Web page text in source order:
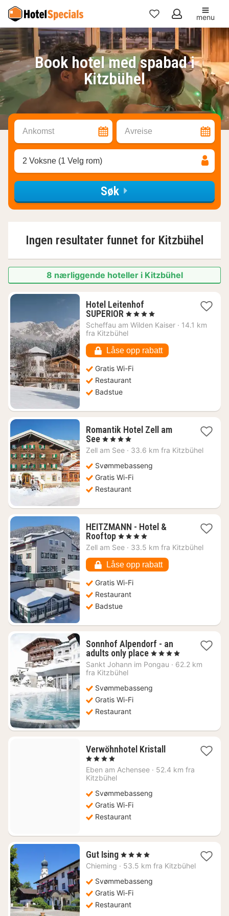
Mine
favoritter
menu
Book hotel med spabad i
Kitzbühel
Ankomst Avreise
2 Voksne (1 Velg rom)
Søk
Ingen resultater funnet for Kitzbühel
8 nærliggende hoteller i Kitzbühel
Hotel Leitenhof
SUPERIOR 1
natt
fra
kr.
, 4 Stjerner
Scheffau am Wilden Kaiser · 14.1 km
fra Kitzbühel
Låse opp rabatt
Gratis Wi-Fi
Restaurant
Badstue
Romantik Hotel Zell am
See1
natt
3084
kr.
, 4 Stjerner
Zell am See · 33.6 km fra Kitzbühel
Svømmebasseng
Gratis Wi-Fi
Restaurant
HEITZMANN - Hotel &
Rooftop1
natt
2061
kr.
, 4 Stjerner
Zell am See · 33.5 km fra Kitzbühel
Låse opp rabatt
Gratis Wi-Fi
Restaurant
Badstue
Sonnhof Alpendorf - an
adults only place1
natt
fra
kr.
, 4 Stjerner
Sankt Johann im Pongau · 62.2 km
fra Kitzbühel
Svømmebasseng
Gratis Wi-Fi
Restaurant
Verwöhnhotel Kristall 1
fra
, 4 Stjerner
Eben am Achensee · 52.4 km fra
Kitzbühel
Svømmebasseng
Gratis Wi-Fi
Restaurant
Gut Ising1
natt
7810
kr.
, 4 Stjerner
Chieming · 53.5 km fra Kitzbühel
Svømmebasseng
Gratis Wi-Fi
Restaurant